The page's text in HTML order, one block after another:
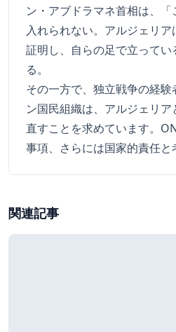
ン・アブドラマネ首相は、
入れられない。アルジェリ
証明し、自らの足で立って
る。
その一方で、独立戦争の経
ン国民組織は、アルジェリ
直すことを求めています。
事項、さらには国家的責任と
関連記事